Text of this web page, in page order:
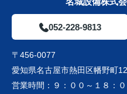
052-228-9813
〒456-0077
愛知県名古屋市熱田区幡野町
営業時間： ９：００～１８：０